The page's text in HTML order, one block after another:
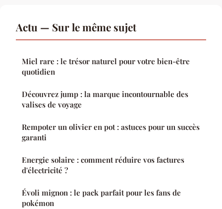
Actu — Sur le même sujet
Miel rare : le trésor naturel pour votre bien-être
quotidien
Découvrez jump : la marque incontournable des
valises de voyage
Rempoter un olivier en pot : astuces pour un succès
garanti
Energie solaire : comment réduire vos factures
d'électricité ?
Évoli mignon : le pack parfait pour les fans de
pokémon